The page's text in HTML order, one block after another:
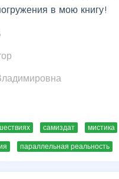
в мою книгу!
самиздат мистика
параллельная реальность